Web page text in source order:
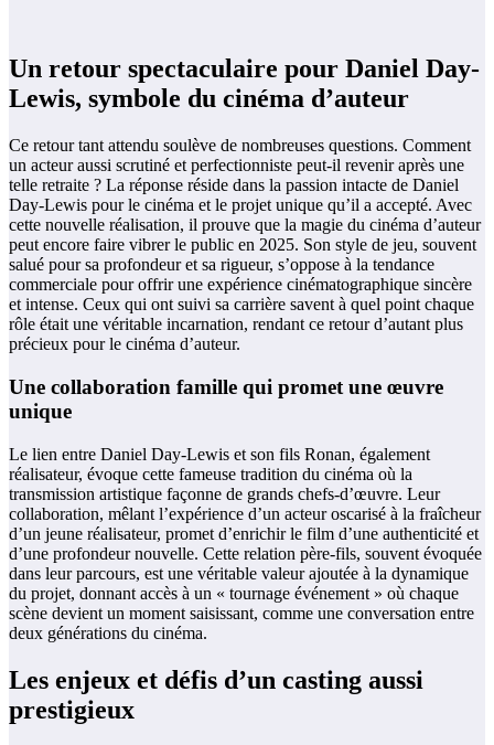
Un retour spectaculaire pour Daniel Day-
Lewis, symbole du cinéma d’auteur
Ce retour tant attendu soulève de nombreuses questions. Comment
un acteur aussi scrutiné et perfectionniste peut-il revenir après une
telle retraite ? La réponse réside dans la passion intacte de Daniel
Day-Lewis pour le cinéma et le projet unique qu’il a accepté. Avec
cette nouvelle réalisation, il prouve que la magie du cinéma d’auteur
peut encore faire vibrer le public en 2025. Son style de jeu, souvent
salué pour sa profondeur et sa rigueur, s’oppose à la tendance
commerciale pour offrir une expérience cinématographique sincère
et intense. Ceux qui ont suivi sa carrière savent à quel point chaque
rôle était une véritable incarnation, rendant ce retour d’autant plus
précieux pour le cinéma d’auteur.
Une collaboration famille qui promet une œuvre
unique
Le lien entre Daniel Day-Lewis et son fils Ronan, également
réalisateur, évoque cette fameuse tradition du cinéma où la
transmission artistique façonne de grands chefs-d’œuvre. Leur
collaboration, mêlant l’expérience d’un acteur oscarisé à la fraîcheur
d’un jeune réalisateur, promet d’enrichir le film d’une authenticité et
d’une profondeur nouvelle. Cette relation père-fils, souvent évoquée
dans leur parcours, est une véritable valeur ajoutée à la dynamique
du projet, donnant accès à un « tournage événement » où chaque
scène devient un moment saisissant, comme une conversation entre
deux générations du cinéma.
Les enjeux et défis d’un casting aussi
prestigieux